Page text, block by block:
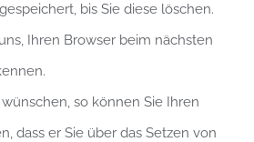
bis Sie diese löschen.
Ihren Browser beim nächsten
so können Sie Ihren
dass er Sie über das Setzen von